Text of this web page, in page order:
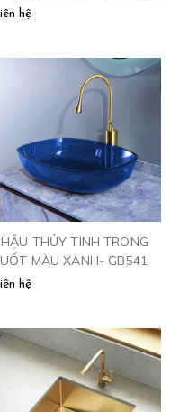
hệ
THỦY TINH TRONG
MÀU XANH- GB541
hệ